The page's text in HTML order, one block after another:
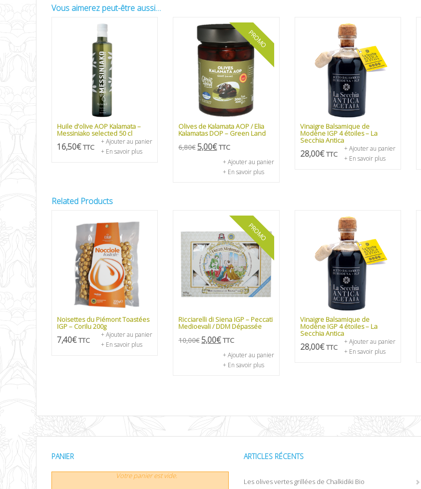
Vous aimerez peut-être aussi…
Huile d’olive AOP Kalamata –
Messiniako selected 50 cl
16,50€ TTC
+ Ajouter au panier
+ En savoir plus
PROMO
Olives de Kalamata AOP / Elia
Kalamatas DOP – Green Land
6,80€ 5,00€ TTC
+ Ajouter au panier
+ En savoir plus
Vinaigre Balsamique de
Modène IGP 4 étoiles – La
Secchia Antica
28,00€ TTC
+ Ajouter au panier
+ En savoir plus
Related Products
Noisettes du Piémont Toastées
IGP – Corilu 200g
7,40€ TTC
+ Ajouter au panier
+ En savoir plus
PROMO
Ricciarelli di Siena IGP – Peccati
Medioevali / DDM Dépassée
10,00€ 5,00€ TTC
+ Ajouter au panier
+ En savoir plus
Vinaigre Balsamique de
Modène IGP 4 étoiles – La
Secchia Antica
28,00€ TTC
+ Ajouter au panier
+ En savoir plus
PANIER
Votre panier est vide.
ARTICLES RÉCENTS
Les olives vertes grillées de Chalkidiki Bio